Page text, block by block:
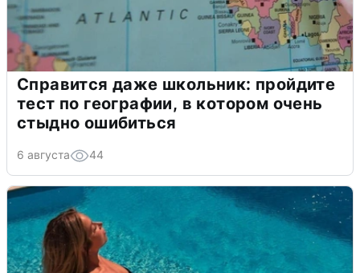
Справится даже школьник: пройдите
тест по географии, в котором очень
стыдно ошибиться
6 августа 44